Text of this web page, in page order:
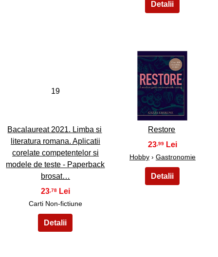
19
Bacalaureat 2021. Limba si
literatura romana. Aplicatii
corelate competentelor si
modele de teste - Paperback
brosat…
23 ,78
Carti Non-fictiune
20
Restore
23 ,99
Hobby› Gastronomie